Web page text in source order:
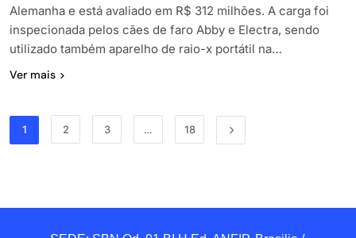
Alemanha e está avaliado em R$ 312 milhões. A carga foi
inspecionada pelos cães de faro Abby e Electra, sendo
utilizado também aparelho de raio-x portátil na…
Ver mais
1 2 3 … 18